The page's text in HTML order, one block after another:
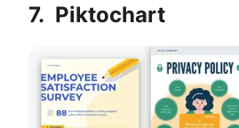
7. Piktochart